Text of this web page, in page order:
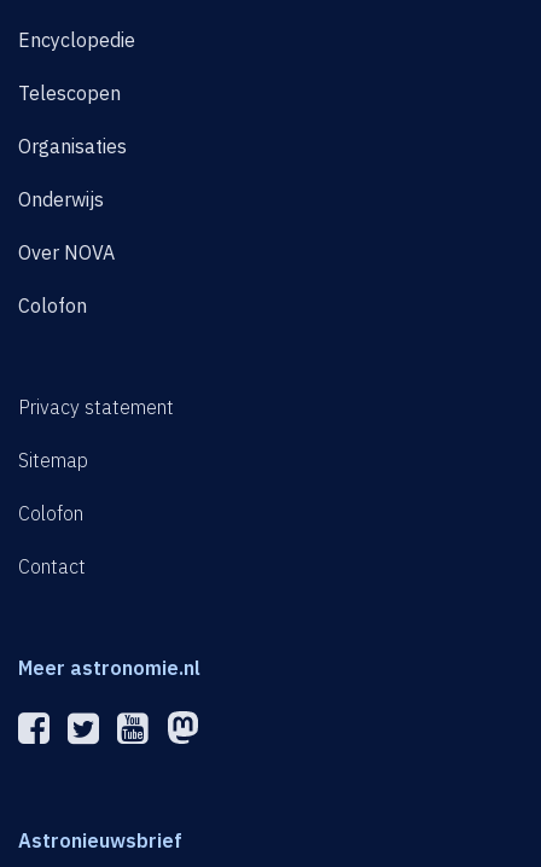
Encyclopedie
Telescopen
Organisaties
Onderwijs
Over NOVA
Colofon
Privacy statement
Sitemap
Colofon
Contact
Meer astronomie.nl
Astronieuwsbrief